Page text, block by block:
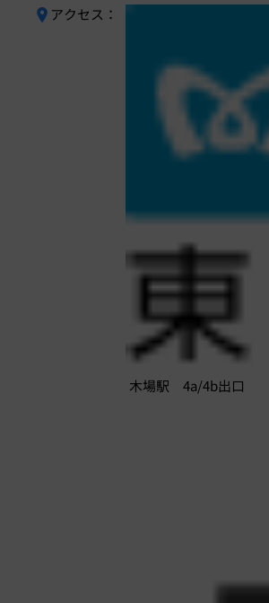
アクセス：
木場駅 4a/4b出口